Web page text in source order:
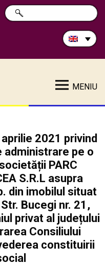
Search
in
MENIU
2021 privind
administrare pe o
PARC
S.R.L asupra
din imobilul situat
Bucegi nr. 21,
privat al județului
Consiliului
constituirii